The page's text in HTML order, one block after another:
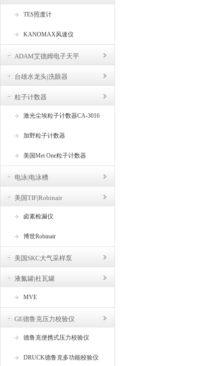
TES照度计
KANOMAX风速仪
ADAM艾德姆电子天平
台雄水龙头|洗眼器
粒子计数器
激光尘埃粒子计数器CA-3016
加野粒子计数器
美国Met One粒子计数器
电泳|电泳槽
美国TIF|Robinair
卤素检漏仪
博世Robinair
美国SKC大气采样泵
液氮罐|杜瓦罐
MVE
GE德鲁克压力校验仪
德鲁克便携式压力校验仪
DRUCK德鲁克多功能校验仪